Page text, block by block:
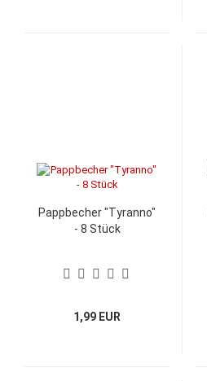
Pappbecher "Tyranno"
- 8 Stück
1,99 EUR